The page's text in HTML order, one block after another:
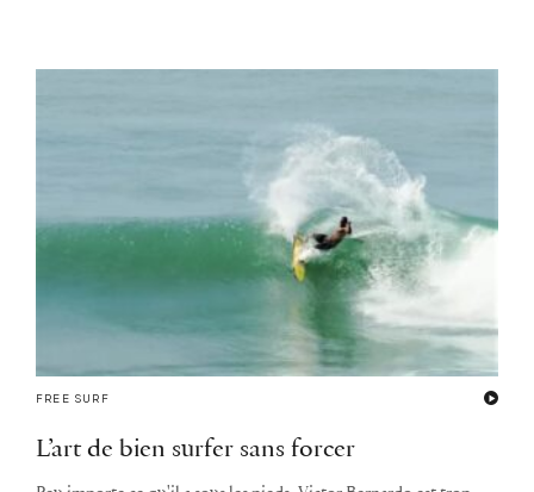
FREE SURF
L’art de bien surfer sans forcer